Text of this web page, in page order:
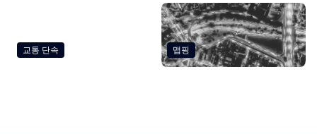
교통 단속 맵핑